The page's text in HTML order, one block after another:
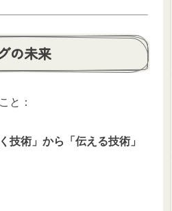
の未来
と：
技術」から「伝える技術」